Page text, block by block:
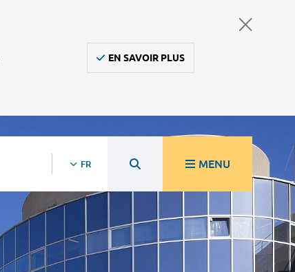
EN SAVOIR PLUS
FR MENU